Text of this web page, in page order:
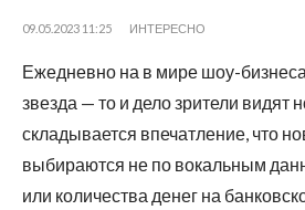
09.05.2023 11:25 ИНТЕРЕСНО
Ежедневно на в мире шоу-
звезда — то и дело зрители видят
складывается впечатление, что
выбираются не по вокальным
или количества денег на